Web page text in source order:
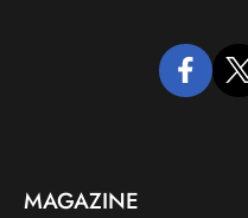
MAGAZINE